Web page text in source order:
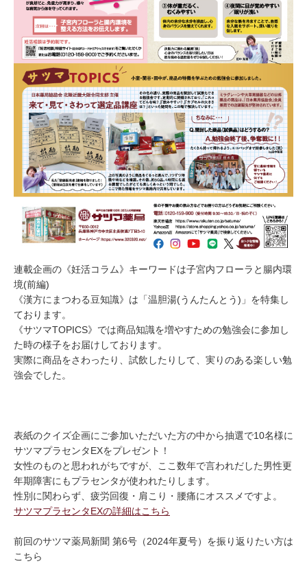
連載企画の《妊活コラム》キーワードは子宮内フローラと腸内環
境(前編)
《漢方にまつわる豆知識》は「温胆湯(うんたんとう)」を特集し
ております。
《サツマTOPICS》では商品知識を増やすための勉強会に参加し
た時の様子をお届けしております。
実際に商品をさわったり、試飲したりして、実りのある楽しい勉
強会でした。
表紙のクイズ企画にご参加いただいた方の中から抽選で10名様に
サツマプラセンタEXをプレゼント！
女性のものと思われがちですが、ここ数年で言われだした男性更
年期障害にもプラセンタが使われたりします。
性別に関わらず、疲労回復・肩こり・腰痛にオススメですよ。
サツマプラセンタEXの詳細はこちら
前回のサツマ薬局新聞 第6号（2024年夏号）を振り返りたい方は
こちら